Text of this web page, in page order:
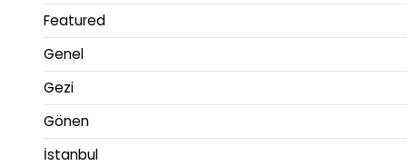
Featured
Genel
Gezi
Gönen
İstanbul